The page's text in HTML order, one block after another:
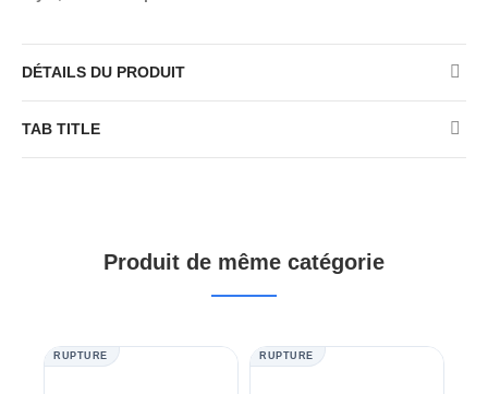
DÉTAILS DU PRODUIT
TAB TITLE
Produit de même catégorie
RUPTURE RUPTURE